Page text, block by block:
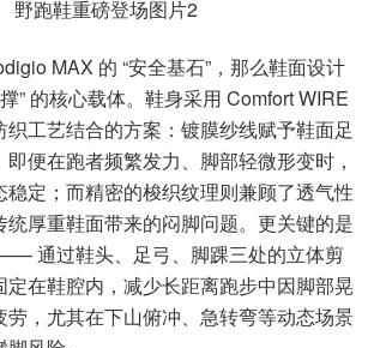
MAX 的 “安全基石”，那么鞋面设计
” 的核心载体。鞋身采用 Comfort WIRE
工艺结合的方案：镀膜纱线赋予鞋面足
便在跑者频繁发力、脚部轻微形变时，
定；而精密的梭织纹理则兼顾了透气性
厚重鞋面带来的闷脚问题。更关键的是
通过鞋头、足弓、脚踝三处的立体剪
在鞋腔内，减少长距离跑步中因脚部晃
劳，尤其在下山俯冲、急转弯等动态场景